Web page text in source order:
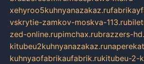
xehyroo5kuhnyanazakaz.ru
vskrytie-zamkov-moskva-113.ru
zed-online.rupimchax.rubrazzers-
kitubeu2kuhnyanazakaz.ru
kuhnyaofabrikaufabrik.rukitubeu-2-